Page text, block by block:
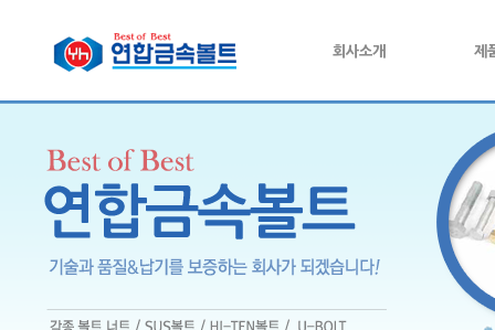
회사소개 제